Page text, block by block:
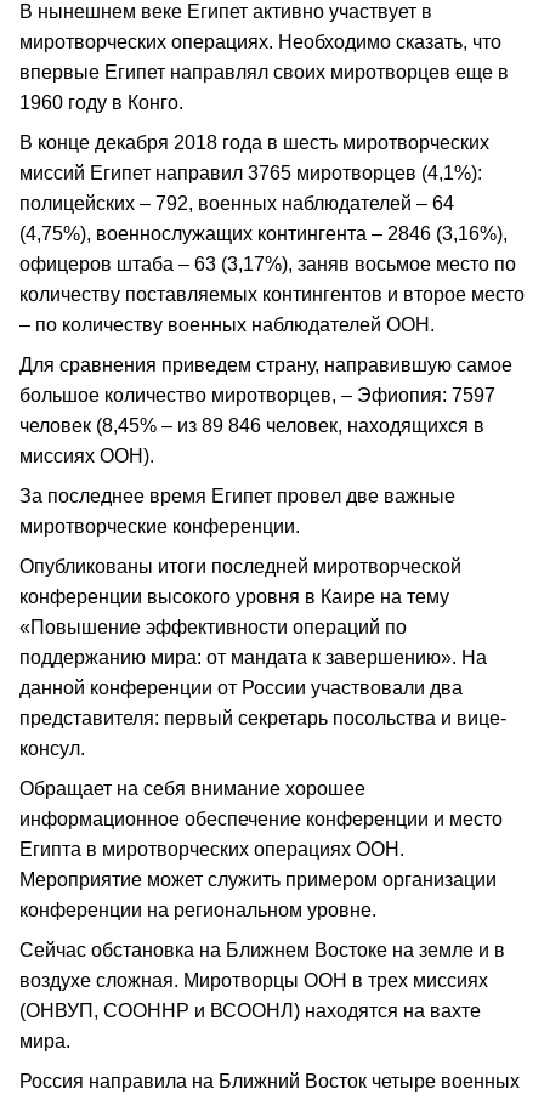
В нынешнем веке Египет активно участвует в
миротворческих операциях. Необходимо сказать, что
впервые Египет направлял своих миротворцев еще в
1960 году в Конго.
В конце декабря 2018 года в шесть миротворческих
миссий Египет направил 3765 миротворцев (4,1%):
полицейских – 792, военных наблюдателей – 64
(4,75%), военнослужащих контингента – 2846 (3,16%),
офицеров штаба – 63 (3,17%), заняв восьмое место по
количеству поставляемых контингентов и второе место
– по количеству военных наблюдателей ООН.
Для сравнения приведем страну, направившую самое
большое количество миротворцев, – Эфиопия: 7597
человек (8,45% – из 89 846 человек, находящихся в
миссиях ООН).
За последнее время Египет провел две важные
миротворческие конференции.
Опубликованы итоги последней миротворческой
конференции высокого уровня в Каире на тему
«Повышение эффективности операций по
поддержанию мира: от мандата к завершению». На
данной конференции от России участвовали два
представителя: первый секретарь посольства и вице-
консул.
Обращает на себя внимание хорошее
информационное обеспечение конференции и место
Египта в миротворческих операциях ООН.
Мероприятие может служить примером организации
конференции на региональном уровне.
Сейчас обстановка на Ближнем Востоке на земле и в
воздухе сложная. Миротворцы ООН в трех миссиях
(ОНВУП, СООННР и ВСООНЛ) находятся на вахте
мира.
Россия направила на Ближний Восток четыре военных